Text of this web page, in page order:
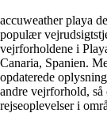
accuweather playa
populær
vejrforholdene i
Canaria, Spanien.
opdaterede
andre vejrforhold,
rejseoplevelser i